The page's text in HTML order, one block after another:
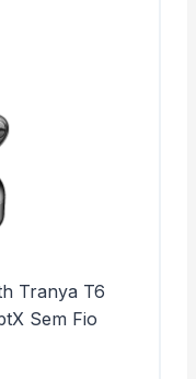
Tranya T6
Sem Fio